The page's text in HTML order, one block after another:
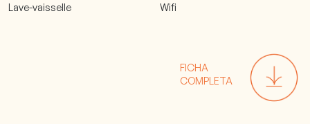
Lave-vaisselle
Wifi
FICHA
COMPLETA